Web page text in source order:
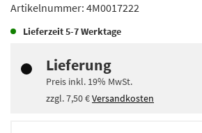
Artikelnummer: 4M0017222
Lieferzeit5-7 Werktage
Lieferung
Preis inkl. 19% MwSt.
zzgl.7,50 €Versandkosten